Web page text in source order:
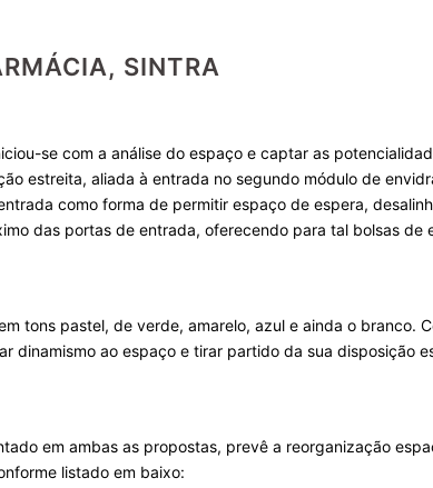
SINTRA
se com a análise do espaço e captar as
estreita, aliada à entrada no segundo módulo de
como forma de permitir espaço de espera,
das portas de entrada, oferecendo para tal bolsas de
tons pastel, de verde, amarelo, azul e ainda o branco.
dinamismo ao espaço e tirar partido da sua disposição
em ambas as propostas, prevê a reorganização
listado em baixo: